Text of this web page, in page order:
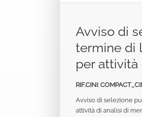
Avviso di
termine di
per attività
RIF.CINI:
Avviso di selezione
attività di analisi di